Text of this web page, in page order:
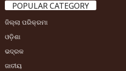
POPULAR CATEGORY
ଜିଲ୍ଲା ପରିକ୍ରମା
ଓଡ଼ିଶା
ଭଦ୍ରକ
ଜାତୀୟ